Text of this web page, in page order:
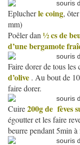
Eplucherle coing,
mm)
Poêler dan ½ cs de
d’une bergamote
Faire dorer de tous les
d’olive . Au bout de
faire dorer.
Cuire200g de fèves
égoutter et les faire
beurre pendant 5min